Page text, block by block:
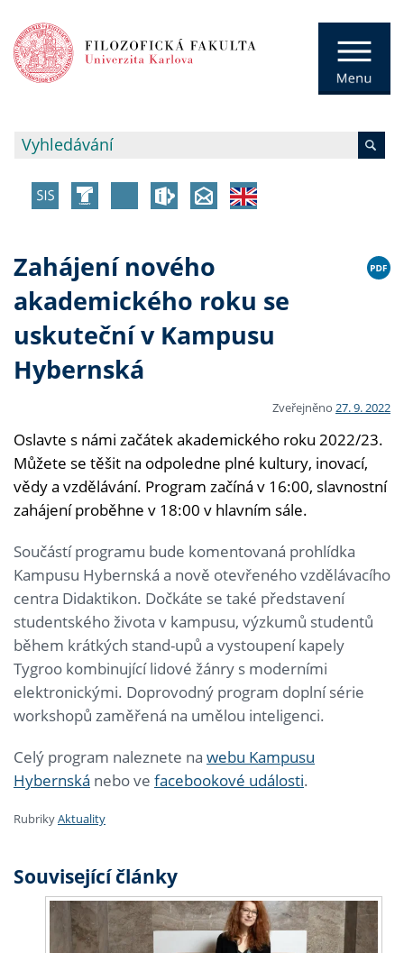
Zahájení nového
akademického roku se
uskuteční v Kampusu
Hybernská
Zveřejněno 27. 9. 2022
Oslavte s námi začátek akademického roku 2022/23.
Můžete se těšit na odpoledne plné kultury, inovací,
vědy a vzdělávání. Program začíná v 16:00, slavnostní
zahájení proběhne v 18:00 v hlavním sále.
Součástí programu bude komentovaná prohlídka
Kampusu Hybernská a nově otevřeného vzdělávacího
centra Didaktikon. Dočkáte se také představení
studentského života v kampusu, výzkumů studentů
během krátkých stand-upů a vystoupení kapely
Tygroo kombinující lidové žánry s moderními
elektronickými. Doprovodný program doplní série
workshopů zaměřená na umělou inteligenci.
Celý program naleznete na webu Kampusu
Hybernská nebo ve facebookové události.
RubrikyAktuality
Související články